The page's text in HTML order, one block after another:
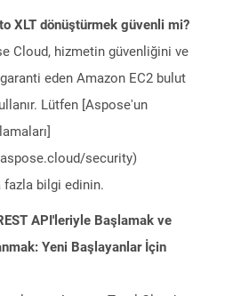
XLT dönüştürmek güvenli mi?
Cloud, hizmetin güvenliğini ve
garanti eden Amazon EC2 bulut
Lütfen [Aspose'un
security)
fazla bilgi edinin.
API'leriyle Başlamak ve
Yeni Başlayanlar İçin